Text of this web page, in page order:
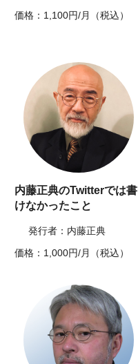
価格：1,100円/月（税込）
内藤正典のTwitterでは書
けなかったこと
発行者：内藤正典
価格：1,000円/月（税込）